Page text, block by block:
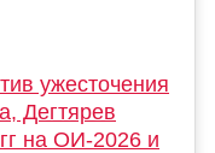
ужесточения
Дегтярев
на ОИ-2026 и